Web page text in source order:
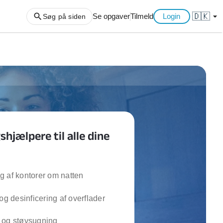
af haveaffald
af storskrald
af køkken
Søg på siden Se opgaverTilmeld Login 🇩🇰 arrow_drop_down
til alle dine
af kontorer om natten
desinficering af overflader
støvsugning